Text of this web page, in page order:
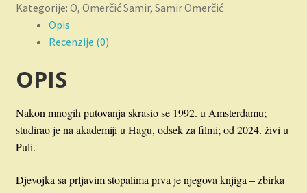
Kategorije: O, Omerčić Samir, Samir Omerčić
Opis
Recenzije (0)
OPIS
Nakon mnogih putovanja skrasio se 1992. u Amsterdamu;
studirao je na akademiji u Hagu, odsek za filmi; od 2024. živi u
Puli.
Djevojka sa prljavim stopalima prva je njegova knjiga – zbirka